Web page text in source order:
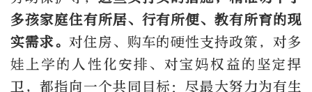
多孩家庭住有所居、行有所便、教有所育的现
实需求。 对住房、购车的硬性支持政策，对多
娃上学的人性化安排、对宝妈权益的坚定捍
卫，都指向一个共同目标：尽最大努力为有生